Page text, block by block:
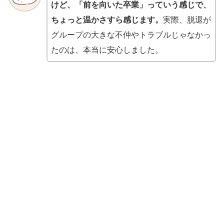
けど、「前を向いた卒業」っていう感じで、
ちょっと温かさすら感じます。 実際、脱退が
グループの大きな不仲やトラブルじゃなかっ
たのは、本当に安心しました。